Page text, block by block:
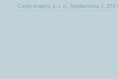
Cesty krajem, s. r. o., Neplachova 1,